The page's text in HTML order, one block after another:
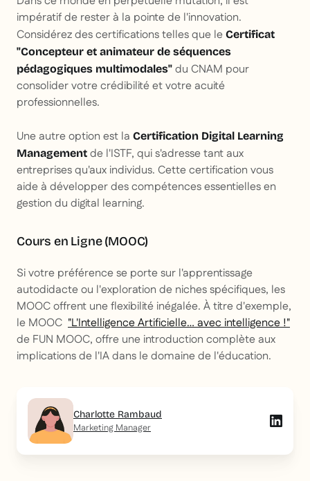
impératif de rester à la pointe de l'innovation.
Considérez des certifications telles que le Certificat
"Concepteur et animateur de séquences
pédagogiques multimodales" du CNAM pour
consolider votre crédibilité et votre acuité
professionnelles.
Une autre option est la Certification Digital Learning
Management de l'ISTF, qui s'adresse tant aux
entreprises qu'aux individus. Cette certification vous
aide à développer des compétences essentielles en
gestion du digital learning.
Cours en Ligne (MOOC)
Si votre préférence se porte sur l'apprentissage
autodidacte ou l'exploration de niches spécifiques, les
MOOC offrent une flexibilité inégalée. À titre d'exemple,
le MOOC "L'Intelligence Artificielle… avec intelligence !"
de FUN MOOC, offre une introduction complète aux
implications de l'IA dans le domaine de l'éducation.
Charlotte Rambaud
Marketing Manager